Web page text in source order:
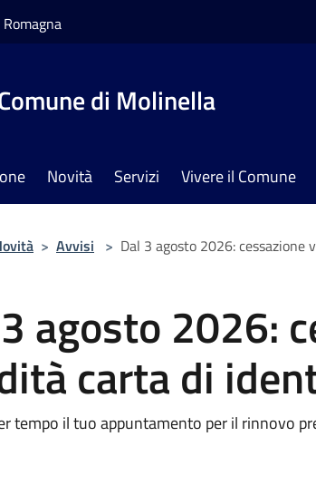
di Molinella
Novità Servizi Vivere il Comune
> Avvisi > Dal 3 agosto 2026:
agosto 2026:
carta di
tempo il tuo appuntamento per il rinnovo